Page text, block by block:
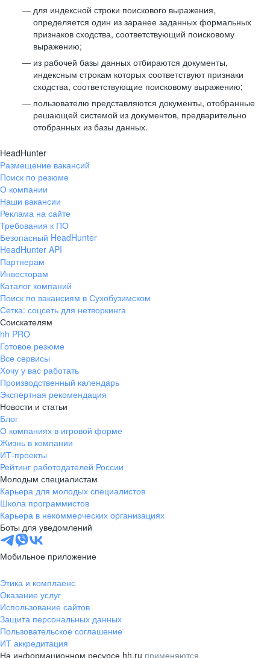
для индексной строки поискового выражения,
определяется один из заранее заданных формальных
признаков сходства, соответствующий поисковому
выражению;
из рабочей базы данных отбираются документы,
индексным строкам которых соответствуют признаки
сходства, соответствующие поисковому выражению;
пользователю представляются документы, отобранные
решающей системой из документов, предварительно
отобранных из базы данных.
HeadHunter
Размещение вакансий
Поиск по резюме
О компании
Наши вакансии
Реклама на сайте
Требования к ПО
Безопасный HeadHunter
HeadHunter API
Партнерам
Инвесторам
Каталог компаний
Поиск по вакансиям в Сухобузимском
Сетка: соцсеть для нетворкинга
Соискателям
hh PRO
Готовое резюме
Все сервисы
Хочу у вас работать
Производственный календарь
Экспертная рекомендация
Новости и статьи
Блог
О компаниях в игровой форме
Жизнь в компании
ИТ-проекты
Рейтинг работодателей России
Молодым специалистам
Карьера для молодых специалистов
Школа программистов
Карьера в некоммерческих организациях
Боты для уведомлений
Мобильное приложение
Этика и комплаенс
Оказание услуг
Использование сайтов
Защита персональных данных
Пользовательское соглашение
ИТ аккредитация
На информационном ресурсе hh.ru применяются